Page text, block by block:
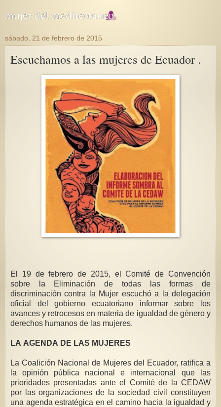
sábado, 21 de febrero de 2015
Escuchamos a las mujeres de Ecuador .
El 19 de febrero de 2015, el Comité de Convención
sobre la Eliminación de todas las formas de
discriminación contra la Mujer escuchó a la delegación
oficial del gobierno ecuatoriano informar sobre los
avances y retrocesos en materia de igualdad de género y
derechos humanos de las mujeres.
LA AGENDA DE LAS MUJERES
La Coalición Nacional de Mujeres del Ecuador, ratifica a
la opinión pública nacional e internacional que las
prioridades presentadas ante el Comité de la CEDAW
por las organizaciones de la sociedad civil constituyen
una agenda estratégica en el camino hacia la igualdad y